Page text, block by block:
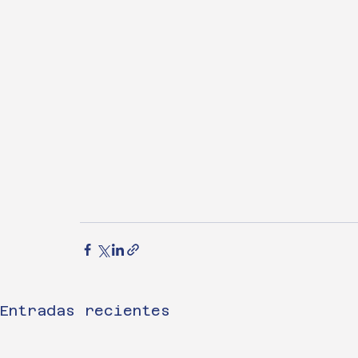
Entradas recientes